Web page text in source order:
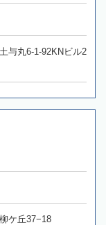
与丸6-1-92KNビル2
ケ丘37−18